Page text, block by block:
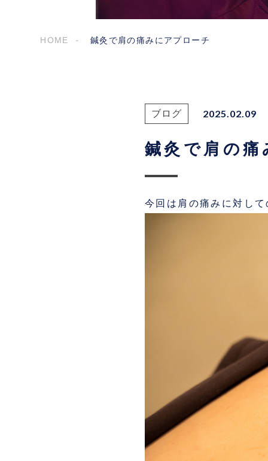
HOME 鍼灸で肩の痛みにアプローチ
ブログ 2025.02.09
鍼灸で肩の
今回は肩の痛みに対し